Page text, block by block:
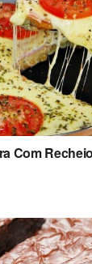
Com